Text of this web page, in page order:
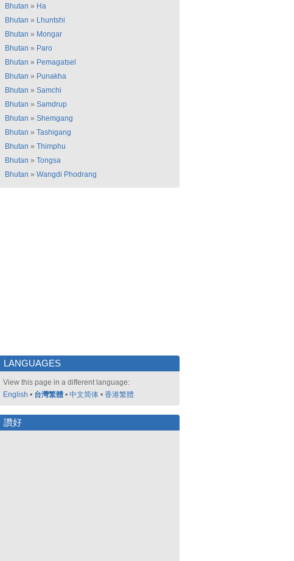
Bhutan » Ha
Bhutan » Lhuntshi
Bhutan » Mongar
Bhutan » Paro
Bhutan » Pemagatsel
Bhutan » Punakha
Bhutan » Samchi
Bhutan » Samdrup
Bhutan » Shemgang
Bhutan » Tashigang
Bhutan » Thimphu
Bhutan » Tongsa
Bhutan » Wangdi Phodrang
LANGUAGES
View this page in a different language:
English • 台灣繁體 • 中文简体 • 香港繁體
讚好